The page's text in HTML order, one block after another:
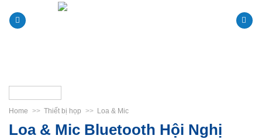
content
Home >> Thiết bị họp >> Loa & Mic
Loa & Mic Bluetooth Hội Nghị